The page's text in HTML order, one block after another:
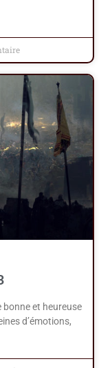
et heureuse
d’émotions,